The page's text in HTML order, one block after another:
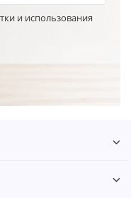
и использования